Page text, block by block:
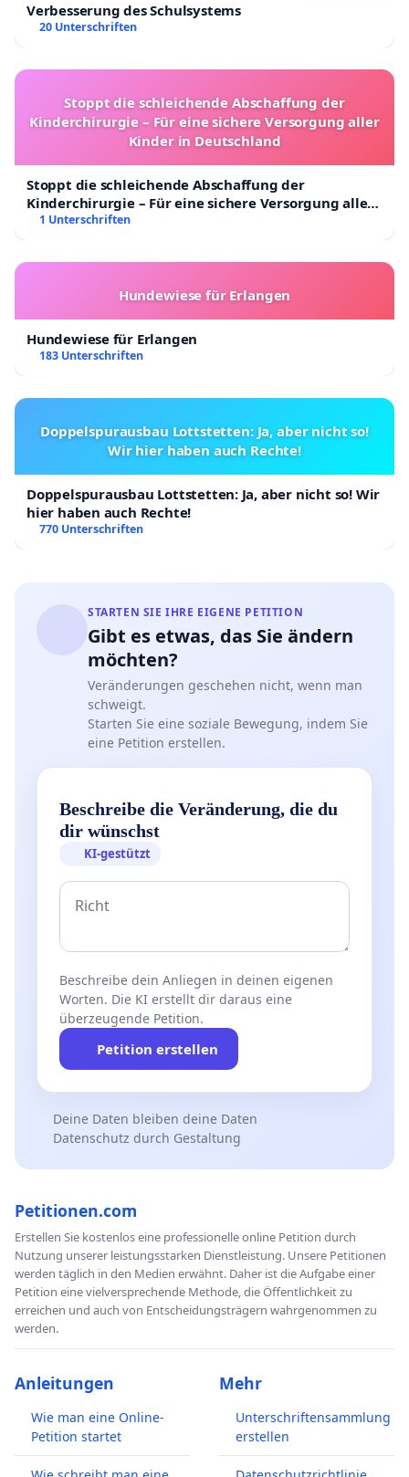
Verbesserung des Schulsystems
20 Unterschriften
Stoppt die schleichende Abschaffung der
Kinderchirurgie – Für eine sichere Versorgung aller
Kinder in Deutschland
Stoppt die schleichende Abschaffung der
Kinderchirurgie – Für eine sichere Versorgung aller
Kinder in Deutschland
1 Unterschriften
Hundewiese für Erlangen
Hundewiese für Erlangen
183 Unterschriften
Doppelspurausbau Lottstetten: Ja, aber nicht so!
Wir hier haben auch Rechte!
Doppelspurausbau Lottstetten: Ja, aber nicht so! Wir
hier haben auch Rechte!
770 Unterschriften
STARTEN SIE IHRE EIGENE PETITION
Gibt es etwas, das Sie ändern
möchten?
Veränderungen geschehen nicht, wenn man
schweigt.
Starten Sie eine soziale Bewegung, indem Sie
eine Petition erstellen.
Beschreibe die Veränderung, die du
dir wünschst
KI-gestützt
Beschreibe dein Anliegen in deinen eigenen
Worten. Die KI erstellt dir daraus eine
überzeugende Petition.
Petition erstellen
Deine Daten bleiben deine Daten
Datenschutz durch Gestaltung
Petitionen.com
Erstellen Sie kostenlos eine professionelle online Petition durch
Nutzung unserer leistungsstarken Dienstleistung. Unsere Petitionen
werden täglich in den Medien erwähnt. Daher ist die Aufgabe einer
Petition eine vielversprechende Methode, die Öffentlichkeit zu
erreichen und auch von Entscheidungsträgern wahrgenommen zu
werden.
Anleitungen
Wie man eine Online-
Petition startet
Mehr
Unterschriftensammlung
erstellen